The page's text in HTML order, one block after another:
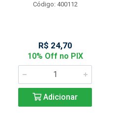
Código: 400112
R$ 24,70
10% Off no PIX
Adicionar